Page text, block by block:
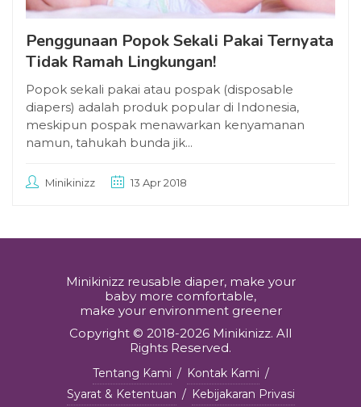
Penggunaan Popok Sekali Pakai Ternyata
Tidak Ramah Lingkungan!
Popok sekali pakai atau pospak (disposable
diapers) adalah produk popular di Indonesia,
meskipun pospak menawarkan kenyamanan
namun, tahukah bunda jik...
Minikinizz 13 Apr 2018
Minikinizz reusable diaper, make your
baby more comfortable,
make your environment greener
Copyright © 2018-2026 Minikinizz. All
Rights Reserved.
Tentang Kami / Kontak Kami /
Syarat & Ketentuan / Kebijakaran Privasi